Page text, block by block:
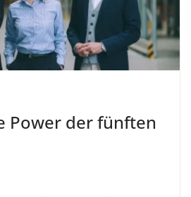
Power der fünften